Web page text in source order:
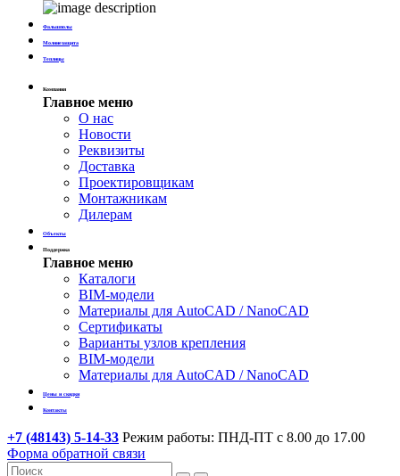
Фальшполы
Молниезащита
Теплицы
Компания
Главное меню
О нас
Новости
Реквизиты
Доставка
Проектировщикам
Монтажникам
Дилерам
Объекты
Поддержка
Главное меню
Каталоги
BIM-модели
Материалы для AutoCAD / NanoCAD
Сертификаты
Варианты узлов крепления
BIM-модели
Материалы для AutoCAD / NanoCAD
Цены и скидки
Контакты
+7 (48143) 5-14-33 Режим работы: ПНД-ПТ с 8.00 до 17.00
Форма обратной связи